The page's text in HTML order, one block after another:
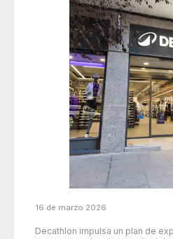
16 de marzo 2026
Decathlon impulsa un plan de